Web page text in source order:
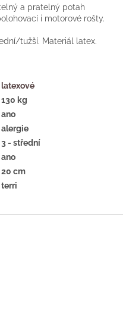
a pratelný potah
i motorové rošty.
tužší. Materiál latex.
latexové
130 kg
ano
alergie
3 - střední
ano
20 cm
terri